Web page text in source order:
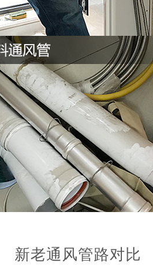
新老通风管路对比